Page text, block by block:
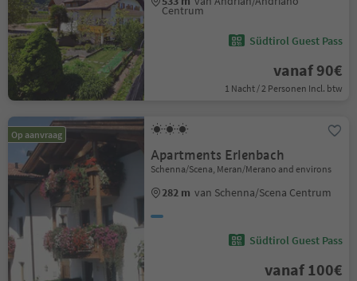
Centrum
Südtirol Guest Pass
vanaf 90€
1 Nacht / 2 Personen Incl. btw
Op aanvraag
Apartments Erlenbach
Schenna/Scena, Meran/Merano and environs
282 m van Schenna/Scena Centrum
Südtirol Guest Pass
vanaf 100€